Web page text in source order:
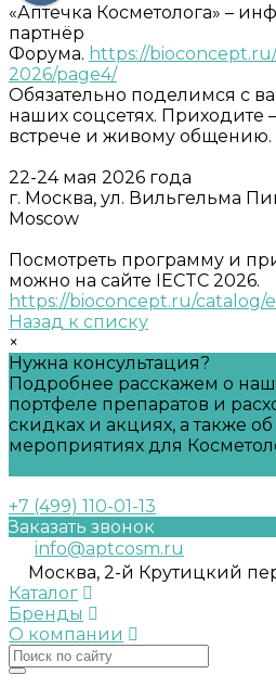
«Аптечка Косметолога» –
партнёр
Форума. https://
2026/page4/
Обязательно поделимся с
наших соцсетях. Приходите
встрече и живому общению.
22-24 мая 2026 года
г. Москва, ул. Вильгельма
Moscow
Посмотреть программу и
можно на сайте IECTC 2026.
https://bioconcept.ru/catalog/
Назад к списку
×
Нужна консультация?
Подробнее расскажем о
портфеле препаратов и
скидках и акциях, а также
мероприятиях для
+7 (499) 110-01-13
Заказать звонок
info@aptcosm.ru
Москва, 2-й Крутицкий
Каталог
Бренды
О компании